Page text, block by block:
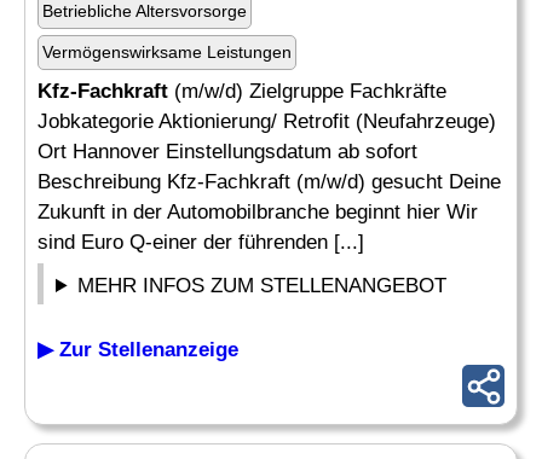
Betriebliche Altersvorsorge
Vermögenswirksame Leistungen
Kfz-Fachkraft (m/w/d) Zielgruppe Fachkräfte
Jobkategorie Aktionierung/ Retrofit (Neufahrzeuge)
Ort Hannover Einstellungsdatum ab sofort
Beschreibung Kfz-Fachkraft (m/w/d) gesucht Deine
Zukunft in der Automobilbranche beginnt hier Wir
sind Euro Q-einer der führenden [...]
MEHR INFOS ZUM STELLENANGEBOT
▶ Zur Stellenanzeige